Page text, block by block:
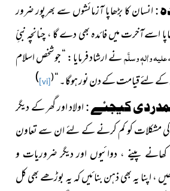
:انسان کا بڑھاپا آزمائشوں سے بھرپور ضرور
اسےآخرت میں فائدہ بھی دے گا ، چنانچہ نبیِّ
علیہ واٰلہٖ وسلَّمنے ارشاد فرمایا : “ جو شخص اسلام
کے لئے قیامت کے دن نور ہوگا۔ “(
[vi]
)
کیجئے :اولاد اور گھر کے دیگر
کی مشکلات کو کم کرنے کے لئے ان سے تعاون
پینے ، دوائیوں اور دیگر ضروریات و
، اپنا یہ بھی ذہن بنائیں کہ یہ بوڑھے بھی کل